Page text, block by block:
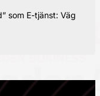
som E-tjänst: Väg